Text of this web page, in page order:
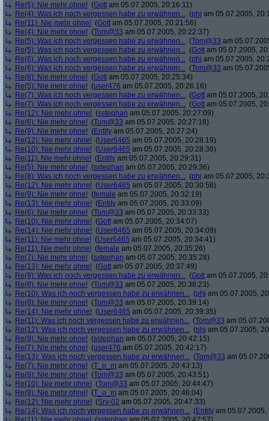
Re(5): Nie mehr ohne! (Gott am 05.07.2005, 20:16:11)
Re(4): Was ich noch vergessen habe zu erwähnen... (phj am 05.07.2005,
Re(11): Nie mehr ohne! (Gott am 05.07.2005, 20:21:56)
Re(4): Nie mehr ohne! (Tom@33 am 05.07.2005, 20:22:37)
Re(5): Was ich noch vergessen habe zu erwähnen... (Tom@33 am
Re(5): Was ich noch vergessen habe zu erwähnen... (Gott am 05.07.2005,
Re(6): Was ich noch vergessen habe zu erwähnen... (phj am 05.07.2005,
Re(6): Was ich noch vergessen habe zu erwähnen... (Tom@33 am
Re(8): Nie mehr ohne! (Gott am 05.07.2005, 20:25:34)
Re(5): Nie mehr ohne! (user476 am 05.07.2005, 20:26:16)
Re(7): Was ich noch vergessen habe zu erwähnen... (Gott am 05.07.2005,
Re(7): Was ich noch vergessen habe zu erwähnen... (Gott am 05.07.2005,
Re(12): Nie mehr ohne! (sstephan am 05.07.2005, 20:27:09)
Re(6): Nie mehr ohne! (Tom@33 am 05.07.2005, 20:27:18)
Re(9): Nie mehr ohne! (Entity am 05.07.2005, 20:27:24)
Re(12): Nie mehr ohne! (User6465 am 05.07.2005, 20:28:19)
Re(10): Nie mehr ohne! (User6465 am 05.07.2005, 20:28:36)
Re(11): Nie mehr ohne! (Entity am 05.07.2005, 20:29:31)
Re(5): Nie mehr ohne! (sstephan am 05.07.2005, 20:29:36)
Re(8): Was ich noch vergessen habe zu erwähnen... (phj am 05.07.2005,
Re(12): Nie mehr ohne! (User6465 am 05.07.2005, 20:30:56)
Re(9): Nie mehr ohne! (female am 05.07.2005, 20:32:19)
Re(13): Nie mehr ohne! (Entity am 05.07.2005, 20:33:09)
Re(6): Nie mehr ohne! (Tom@33 am 05.07.2005, 20:33:33)
Re(10): Nie mehr ohne! (Gott am 05.07.2005, 20:34:07)
Re(14): Nie mehr ohne! (User6465 am 05.07.2005, 20:34:09)
Re(11): Nie mehr ohne! (User6465 am 05.07.2005, 20:34:41)
Re(11): Nie mehr ohne! (female am 05.07.2005, 20:35:26)
Re(7): Nie mehr ohne! (sstephan am 05.07.2005, 20:35:28)
Re(13): Nie mehr ohne! (Gott am 05.07.2005, 20:37:49)
Re(9): Was ich noch vergessen habe zu erwähnen... (Gott am 05.07.2005,
Re(8): Nie mehr ohne! (Tom@33 am 05.07.2005, 20:38:23)
Re(10): Was ich noch vergessen habe zu erwähnen... (phj am 05.07.2005,
Re(8): Nie mehr ohne! (Tom@33 am 05.07.2005, 20:39:14)
Re(14): Nie mehr ohne! (User6465 am 05.07.2005, 20:39:35)
Re(11): Was ich noch vergessen habe zu erwähnen... (Tom@33 am
Re(12): Was ich noch vergessen habe zu erwähnen... (phj am 05.07.2005,
Re(9): Nie mehr ohne! (sstephan am 05.07.2005, 20:42:15)
Re(7): Nie mehr ohne! (user476 am 05.07.2005, 20:42:17)
Re(13): Was ich noch vergessen habe zu erwähnen... (Tom@33 am
Re(7): Nie mehr ohne! (T_o_m am 05.07.2005, 20:43:13)
Re(8): Nie mehr ohne! (Tom@33 am 05.07.2005, 20:43:51)
Re(10): Nie mehr ohne! (Tom@33 am 05.07.2005, 20:44:47)
Re(9): Nie mehr ohne! (T_o_m am 05.07.2005, 20:46:04)
Re(12): Nie mehr ohne! (Srv-02 am 05.07.2005, 20:47:33)
Re(14): Was ich noch vergessen habe zu erwähnen... (Entity am 05.07.2005,